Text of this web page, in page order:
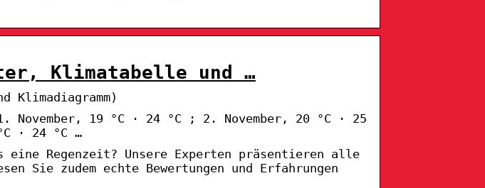
Klimatabelle und …
Klimadiagramm)
19 °C · 24 °C ; 2. November, 20 °C · 25
· 24 °C …
Regenzeit? Unsere Experten präsentieren alle
Sie zudem echte Bewertungen und Erfahrungen